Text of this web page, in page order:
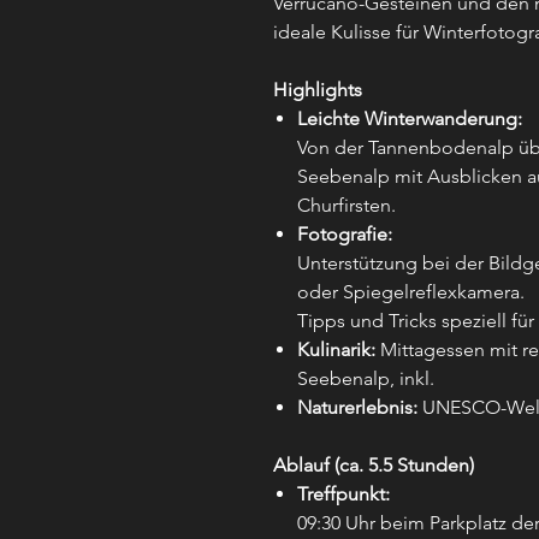
ideale Kulisse für
Highlights
Leichte Winterwanderung:
Von der Tannenbodenalp
Seebenalp mit Ausblicken
Churfirsten.
Fotografie:
Unterstützung bei der
oder Spiegelreflexkamera.
Tipps und Tricks speziell
Kulinarik: Mittagessen mit
Seebenalp, inkl.
Naturerlebnis: UNESCO-
Ablauf (ca. 5.5 Stunden)
Treffpunkt:
09:30 Uhr beim Parkplatz